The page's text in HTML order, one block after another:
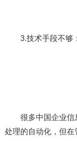
3.技术手段不够：
很多中国企业信
处理的自动化，但